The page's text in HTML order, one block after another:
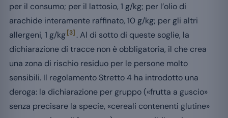
per il consumo; per il lattosio, 1 g/kg; per l’olio di
arachide interamente raffinato, 10 g/kg; per gli altri
allergeni, 1 g/kg[3] . Al di sotto di queste soglie, la
dichiarazione di tracce non è obbligatoria, il che crea
una zona di rischio residuo per le persone molto
sensibili. Il regolamento Stretto 4 ha introdotto una
deroga: la dichiarazione per gruppo («frutta a guscio»
senza precisare la specie, «cereali contenenti glutine»